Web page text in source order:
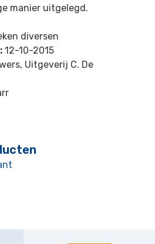
manier uitgelegd.
diversen
12-10-2015
Uitgeverij C. De